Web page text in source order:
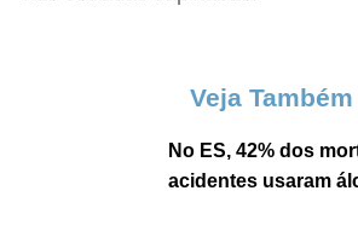
Veja Também
No ES, 42% dos
acidentes usaram